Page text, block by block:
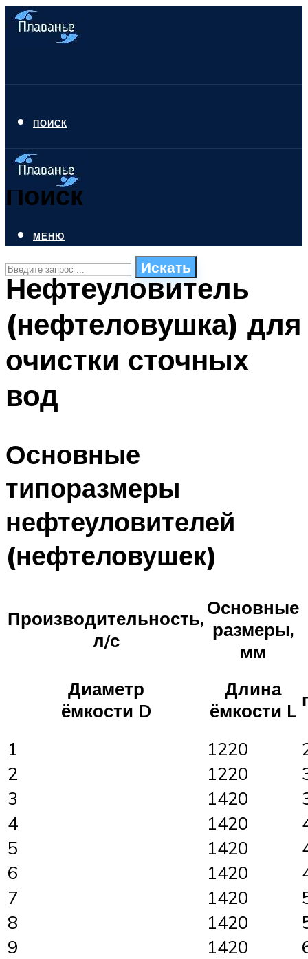
ПОИСК
Поиск
Искать
СТИЛИ ПЛАВАНЬЯ
ПЛАВАНЬЕ ДЛЯ ДЕТЕЙ
БАССЕЙН ДЛЯ ДОМА
МЕНЮ
Нефтеуловитель
(нефтеловушка) для
очистки сточных
вод
Основные
типоразмеры
нефтеуловителей
(нефтеловушек)
Производительность,
л/с
Основные
размеры,
мм
Диаметр
ёмкости D
Длина
ёмкости L
1 1220
2
1220
3
1420
4
1420
5
1420
6
1420
7
1420
8
1420
9
1420